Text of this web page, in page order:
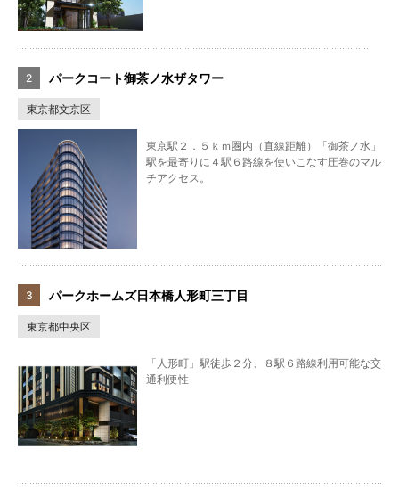
パークコート御茶ノ水ザタワー
東京都文京区
東京駅２．５ｋｍ圏内（直線距離）「御茶ノ水」
駅を最寄りに４駅６路線を使いこなす圧巻のマル
チアクセス。
パークホームズ日本橋人形町三丁目
東京都中央区
「人形町」駅徒歩２分、８駅６路線利用可能な交
通利便性